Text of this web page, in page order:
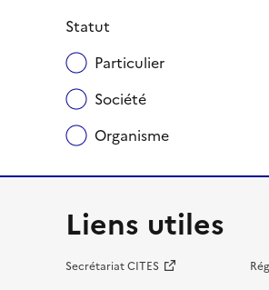
Statut
Particulier
Société
Organisme
Liens utiles
Secrétariat CITES